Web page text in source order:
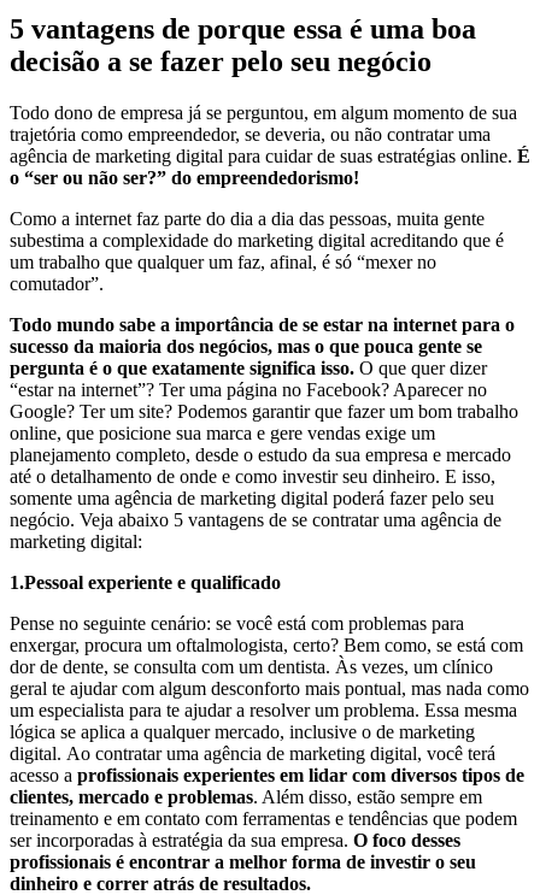
5 vantagens de porque essa é uma boa
decisão a se fazer pelo seu negócio
Todo dono de empresa já se perguntou, em algum momento de sua
trajetória como empreendedor, se deveria, ou não contratar uma
agência de marketing digital para cuidar de suas estratégias online. É
o “ser ou não ser?” do empreendedorismo!
Como a internet faz parte do dia a dia das pessoas, muita gente
subestima a complexidade do marketing digital acreditando que é
um trabalho que qualquer um faz, afinal, é só “mexer no
comutador”.
Todo mundo sabe a importância de se estar na internet para o
sucesso da maioria dos negócios, mas o que pouca gente se
pergunta é o que exatamente significa isso. O que quer dizer
“estar na internet”? Ter uma página no Facebook? Aparecer no
Google? Ter um site? Podemos garantir que fazer um bom trabalho
online, que posicione sua marca e gere vendas exige um
planejamento completo, desde o estudo da sua empresa e mercado
até o detalhamento de onde e como investir seu dinheiro. E isso,
somente uma agência de marketing digital poderá fazer pelo seu
negócio. Veja abaixo 5 vantagens de se contratar uma agência de
marketing digital:
1.Pessoal experiente e qualificado
Pense no seguinte cenário: se você está com problemas para
enxergar, procura um oftalmologista, certo? Bem como, se está com
dor de dente, se consulta com um dentista. Às vezes, um clínico
geral te ajudar com algum desconforto mais pontual, mas nada como
um especialista para te ajudar a resolver um problema. Essa mesma
lógica se aplica a qualquer mercado, inclusive o de marketing
digital. Ao contratar uma agência de marketing digital, você terá
acesso a profissionais experientes em lidar com diversos tipos de
clientes, mercado e problemas. Além disso, estão sempre em
treinamento e em contato com ferramentas e tendências que podem
ser incorporadas à estratégia da sua empresa. O foco desses
profissionais é encontrar a melhor forma de investir o seu
dinheiro e correr atrás de resultados.